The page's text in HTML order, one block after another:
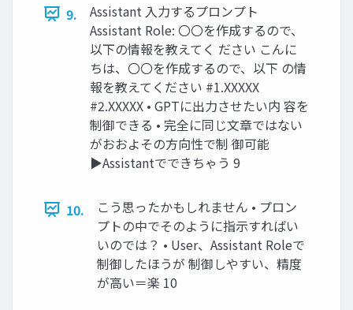
9.
Assistant 入力するプロンプト
Assistant Role: 〇〇を作成するので、
以下の情報を教えてく ださい こんに
ちは、〇〇を作成するので、以下 の情
報を教えてください #1.XXXXX
#2.XXXXX • GPTに出力させたい内 容を
制御できる • 完全に同じ文章ではない
がおおよその方向性で制 御可能
▶Assistantでできちゃう 9
10.
こう思ったかもしれません • プロン
プトの中でそのように指示すればい
いのでは？ • User、Assistant Roleで
制御したほうが 制御しやすい、精度
が高い＝楽 10